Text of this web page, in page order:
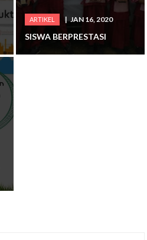
ARTIKEL JAN 16, 2020
SISWA BERPRESTASI